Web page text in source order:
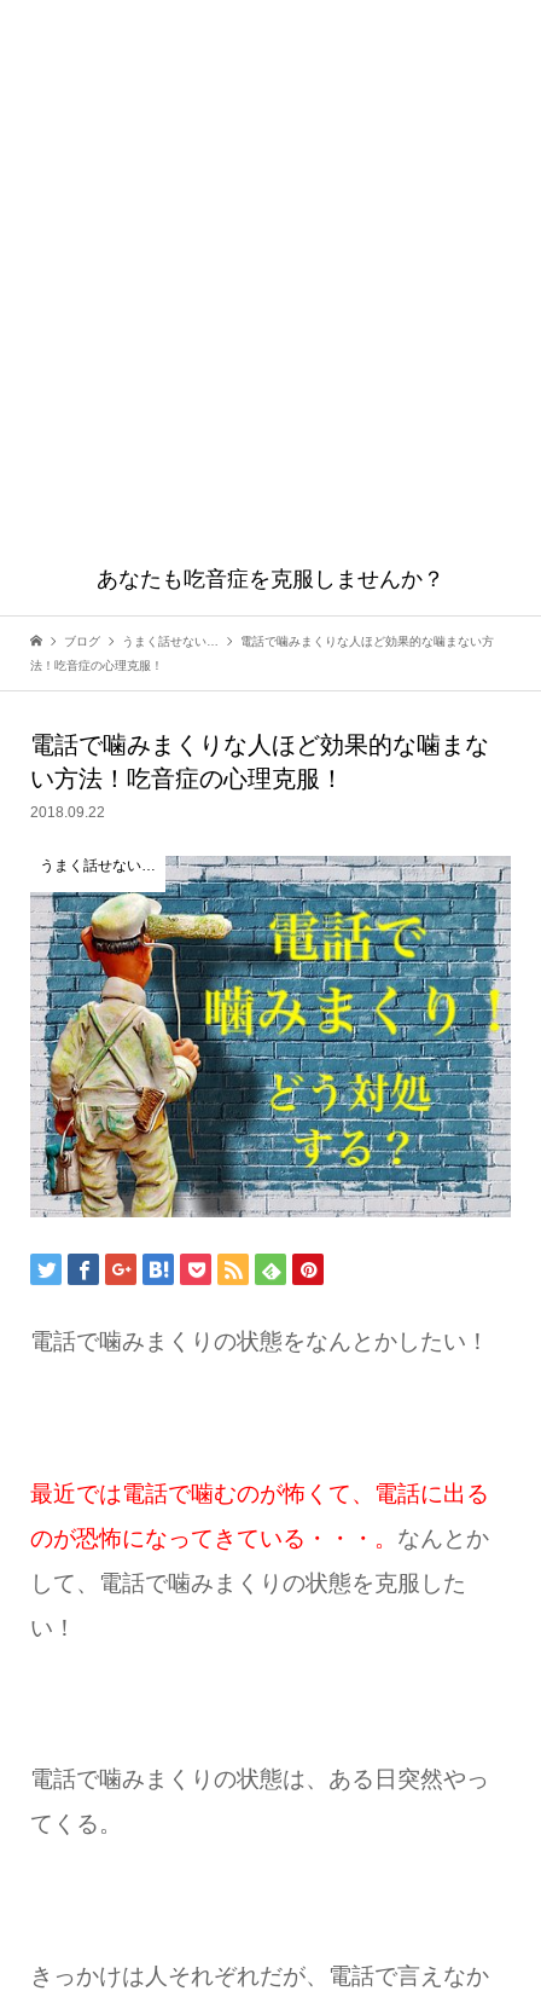
あなたも吃音症を克服しませんか？
ブログ うまく話せない…
電話で噛みまくりな人ほど効果的な噛まない方
法！吃音症の心理克服！
電話で噛みまくりな人ほど効果的な噛まな
い方法！吃音症の心理克服！
2018.09.22
うまく話せない…
電話で噛みまくりの状態をなんとかしたい！
最近では電話で噛むのが怖くて、電話に出る
のが恐怖になってきている・・・。 なんとか
して、電話で噛みまくりの状態を克服した
い！
電話で噛みまくりの状態は、ある日突然やっ
てくる。
きっかけは人それぞれだが、電話で言えなか